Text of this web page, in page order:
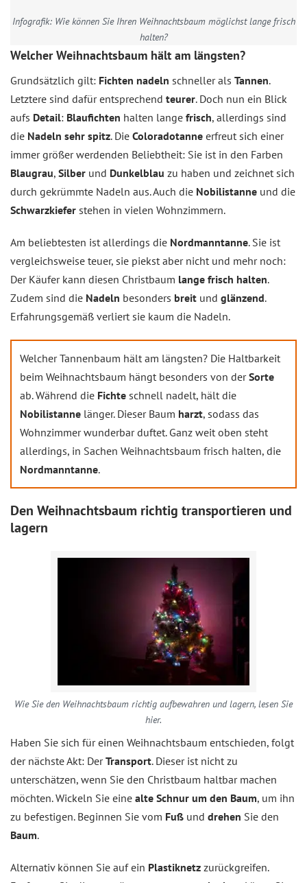
Infografik: Wie können Sie Ihren Weihnachtsbaum möglichst lange frisch
halten?
Welcher Weihnachtsbaum hält am längsten?
Grundsätzlich gilt: Fichten nadeln schneller als Tannen.
Letztere sind dafür entsprechend teurer. Doch nun ein Blick
aufs Detail: Blaufichten halten lange frisch, allerdings sind
die Nadeln sehr spitz. Die Coloradotanne erfreut sich einer
immer größer werdenden Beliebtheit: Sie ist in den Farben
Blaugrau, Silber und Dunkelblau zu haben und zeichnet sich
durch gekrümmte Nadeln aus. Auch die Nobilistanne und die
Schwarzkiefer stehen in vielen Wohnzimmern.
Am beliebtesten ist allerdings die Nordmanntanne. Sie ist
vergleichsweise teuer, sie piekst aber nicht und mehr noch:
Der Käufer kann diesen Christbaum lange frisch halten.
Zudem sind die Nadeln besonders breit und glänzend.
Erfahrungsgemäß verliert sie kaum die Nadeln.
Welcher Tannenbaum hält am längsten? Die Haltbarkeit
beim Weihnachtsbaum hängt besonders von derSorte
ab. Während die Fichte schnell nadelt, hält die
Nobilistanne länger. Dieser Baum harzt, sodass das
Wohnzimmer wunderbar duftet. Ganz weit oben steht
allerdings, in Sachen Weihnachtsbaum frisch halten, die
Nordmanntanne.
Den Weihnachtsbaum richtig transportieren und
lagern
Wie Sie den Weihnachtsbaum richtig aufbewahren und lagern, lesen Sie
hier.
Haben Sie sich für einen Weihnachtsbaum entschieden, folgt
der nächste Akt: DerTransport. Dieser ist nicht zu
unterschätzen, wenn Sie den Christbaum haltbar machen
möchten. Wickeln Sie eine alte Schnur um den Baum, um ihn
zu befestigen. Beginnen Sie vom Fuß und drehen Sie den
Baum.
Alternativ können Sie auf ein Plastiknetz zurückgreifen.